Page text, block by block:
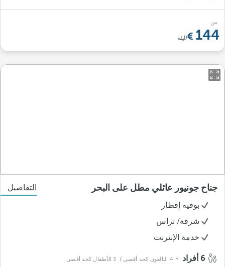
من
144 /ليلة
جناح جونيور عائلي مطل على البحر
التفاصيل
بوفيه إفطار
شرفة/ تراس
خدمة الإنترنت
4 البالغون كحد أقصى / 3 الأطفال كحد أقصى